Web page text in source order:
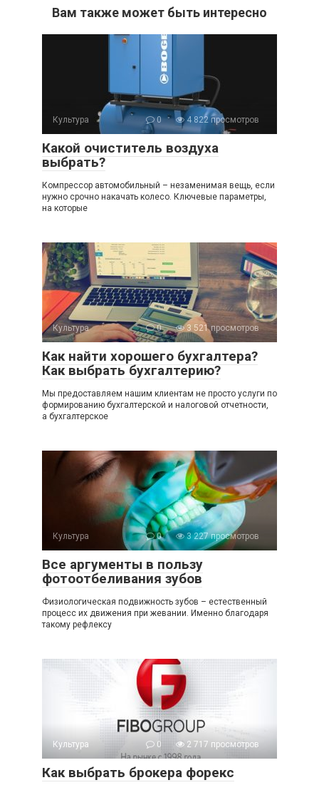
Вам также может быть интересно
Культура 0 4 822 просмотров
Какой очиститель воздуха
выбрать?
Компрессор автомобильный – незаменимая вещь, если
нужно срочно накачать колесо. Ключевые параметры,
на которые
Культура 0 3 521 просмотров
Как найти хорошего бухгалтера?
Как выбрать бухгалтерию?
Мы предоставляем нашим клиентам не просто услуги по
формированию бухгалтерской и налоговой отчетности,
а бухгалтерское
Культура 0 3 227 просмотров
Все аргументы в пользу
фотоотбеливания зубов
Физиологическая подвижность зубов – естественный
процесс их движения при жевании. Именно благодаря
такому рефлексу
Культура 0 2 717 просмотров
Как выбрать брокера форекс